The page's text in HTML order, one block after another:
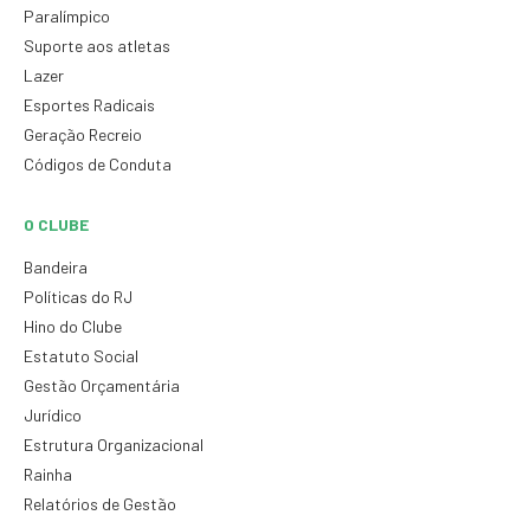
Paralímpico
Suporte aos atletas
Lazer
Esportes Radicais
Geração Recreio
Códigos de Conduta
O CLUBE
Bandeira
Políticas do RJ
Hino do Clube
Estatuto Social
Gestão Orçamentária
Jurídico
Estrutura Organizacional
Rainha
Relatórios de Gestão